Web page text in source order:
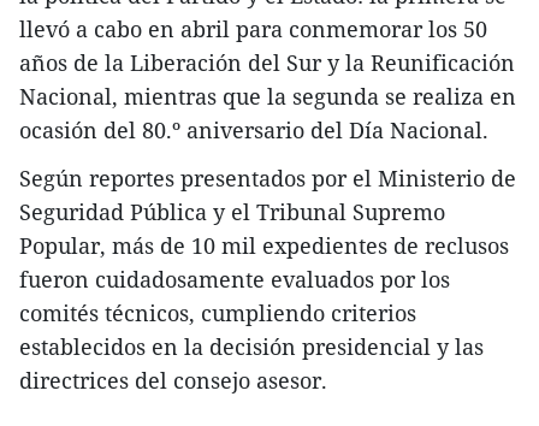
llevó a cabo en abril para conmemorar los 50
años de la Liberación del Sur y la Reunificación
Nacional, mientras que la segunda se realiza en
ocasión del 80.º aniversario del Día Nacional.
Según reportes presentados por el Ministerio de
Seguridad Pública y el Tribunal Supremo
Popular, más de 10 mil expedientes de reclusos
fueron cuidadosamente evaluados por los
comités técnicos, cumpliendo criterios
establecidos en la decisión presidencial y las
directrices del consejo asesor.